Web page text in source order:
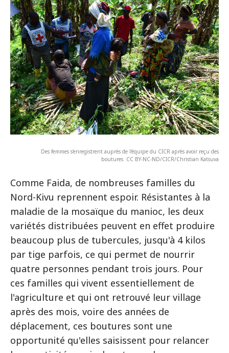
Des femmes s'enregistrent auprès de l'équipe du CICR après avoir reçu des
boutures. CC BY-NC-ND/CICR/Christian Katsuva
Comme Faida, de nombreuses familles du
Nord-Kivu reprennent espoir. Résistantes à la
maladie de la mosaïque du manioc, les deux
variétés distribuées peuvent en effet produire
beaucoup plus de tubercules, jusqu'à 4 kilos
par tige parfois, ce qui permet de nourrir
quatre personnes pendant trois jours. Pour
ces familles qui vivent essentiellement de
l'agriculture et qui ont retrouvé leur village
après des mois, voire des années de
déplacement, ces boutures sont une
opportunité qu'elles saisissent pour relancer